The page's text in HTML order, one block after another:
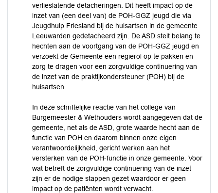
verlieslatende detacheringen. Dit heeft impact op de
inzet van (een deel van) de POH-GGZ jeugd die via
Jeugdhulp Friesland bij de huisartsen in de gemeente
Leeuwarden gedetacheerd zijn. De ASD stelt belang te
hechten aan de voortgang van de POH-GGZ jeugd en
verzoekt de Gemeente een regierol op te pakken en
zorg te dragen voor een zorgvuldige continuering van
de inzet van de praktijkondersteuner (POH) bij de
huisartsen.
In deze schriftelijke reactie van het college van
Burgemeester & Wethouders wordt aangegeven dat de
gemeente, net als de ASD, grote waarde hecht aan de
functie van POH en daarom binnen onze eigen
verantwoordelijkheid, gericht werken aan het
versterken van de POH‑functie in onze gemeente. Voor
wat betreft de zorgvuldige continuering van de inzet
zijn er de nodige stappen gezet waardoor er geen
impact op de patiënten wordt verwacht.